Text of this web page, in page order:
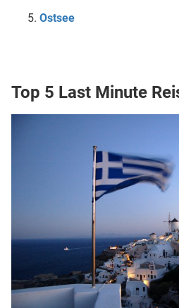
Ostsee
Top 5 Last Minute